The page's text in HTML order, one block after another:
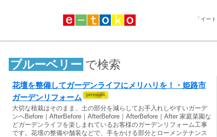
「イー
ブルーベリー で検索
花壇を整備してガーデンライフにメリハリを！・姫路市
ガーデンリフォーム
大切な植栽はそのまま、土の部分を減らしてお手入れしやすいガーデ
ンへBefore｜AfterBefore｜AfterBefore｜AfterBefore｜After 家庭菜園な
どガーデンライフを楽しまれているお客様のガーデンリフォーム工事
です。花壇の整備や舗装などで、手をかける部分とローメンテナンス